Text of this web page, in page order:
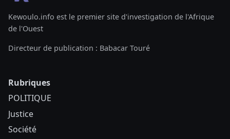
Kewoulo.info est le premier site d'investigation de l'Afrique
de l'Ouest
Directeur de publication : Babacar Touré
Rubriques
POLITIQUE
Justice
Société